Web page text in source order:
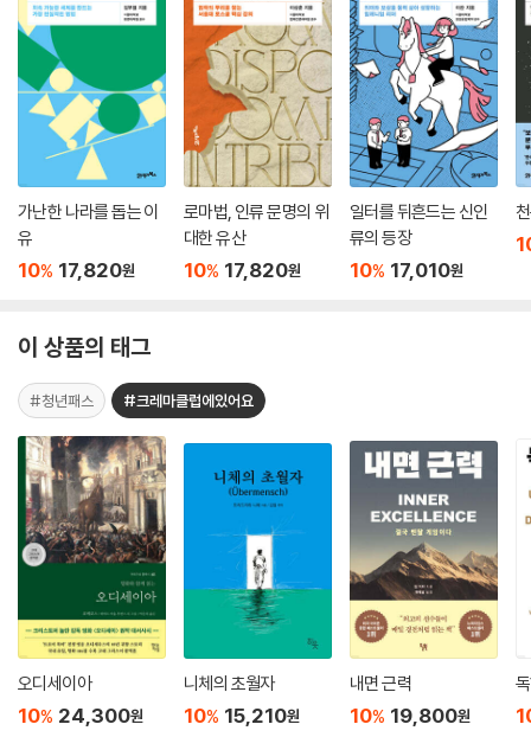
가난한 나라를 돕는 이
유
10% 17,820원
로마법, 인류 문명의 위
대한 유산
10% 17,820원
일터를 뒤흔드는 신인
류의 등장
10% 17,010원
이 상품의 태그
#청년패스 #크레마클럽에있어요
오디세이아
10% 24,300원
니체의 초월자
10% 15,210원
내면 근력
10% 19,800원